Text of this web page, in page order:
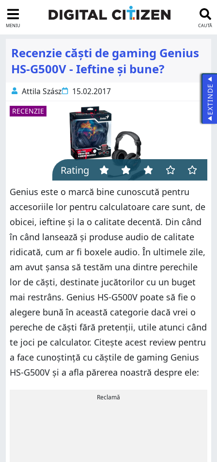
MENIU CAUTĂ
Recenzie căști de gaming Genius
HS-G500V - Ieftine și bune?
Attila Szász 15.02.2017
RECENZIE
Rating
Genius este o marcă bine cunoscută pentru
accesoriile lor pentru calculatoare care sunt, de
obicei, ieftine și la o calitate decentă. Din când
în când lansează și produse audio de calitate
ridicată, cum ar fi boxele audio. În ultimele zile,
am avut șansa să testăm una dintre perechile
lor de căști, destinate jucătorilor cu un buget
mai restrâns. Genius HS-G500V poate să fie o
alegere bună în această categorie dacă vrei o
pereche de căști fără pretenții, utile atunci când
te joci pe calculator. Citește acest review pentru
a face cunoștință cu căștile de gaming Genius
HS-G500V și a afla părerea noastră despre ele:
Reclamă
EXTINDE